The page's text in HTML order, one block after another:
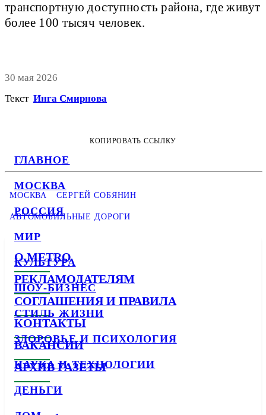
ГЛАВНОЕ
МОСКВА
РОССИЯ
МИР
КУЛЬТУРА
ШОУ-БИЗНЕС
СТИЛЬ ЖИЗНИ
ЗДОРОВЬЕ И ПСИХОЛОГИЯ
НАУКА И ТЕХНОЛОГИИ
ДЕНЬГИ
транспортную доступность района, где живут
более 100 тысяч человек.
30 мая 2026
Текст Инга Смирнова
КОПИРОВАТЬ ССЫЛКУ
МОСКВА СЕРГЕЙ СОБЯНИН
АВТОМОБИЛЬНЫЕ ДОРОГИ
О METRO
РЕКЛАМОДАТЕЛЯМ
СОГЛАШЕНИЯ И ПРАВИЛА
КОНТАКТЫ
ВАКАНСИИ
АРХИВ ГАЗЕТЫ